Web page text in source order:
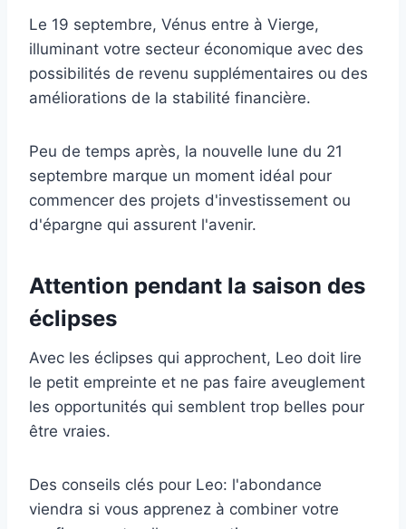
Le 19 septembre, Vénus entre à Vierge,
illuminant votre secteur économique avec des
possibilités de revenu supplémentaires ou des
améliorations de la stabilité financière.
Peu de temps après, la nouvelle lune du 21
septembre marque un moment idéal pour
commencer des projets d'investissement ou
d'épargne qui assurent l'avenir.
Attention pendant la saison des
éclipses
Avec les éclipses qui approchent, Leo doit lire
le petit empreinte et ne pas faire aveuglement
les opportunités qui semblent trop belles pour
être vraies.
Des conseils clés pour Leo: l'abondance
viendra si vous apprenez à combiner votre